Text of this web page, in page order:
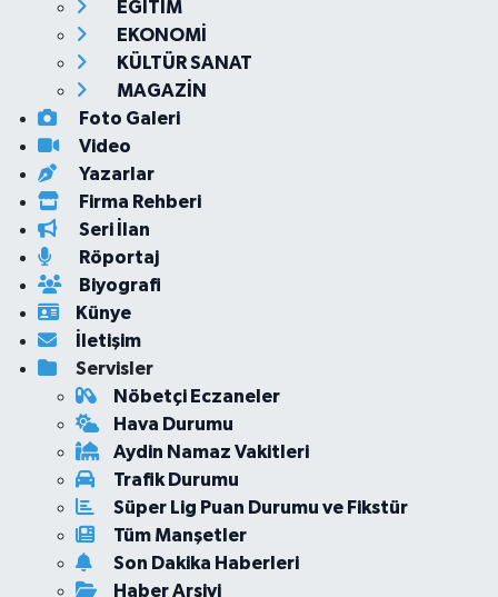
EĞİTİM
EKONOMİ
KÜLTÜR SANAT
MAGAZİN
Foto Galeri
Video
Yazarlar
Firma Rehberi
Seri İlan
Röportaj
Biyografi
Künye
İletişim
Servisler
Nöbetçi Eczaneler
Hava Durumu
Aydin Namaz Vakitleri
Trafik Durumu
Süper Lig Puan Durumu ve Fikstür
Tüm Manşetler
Son Dakika Haberleri
Haber Arşivi